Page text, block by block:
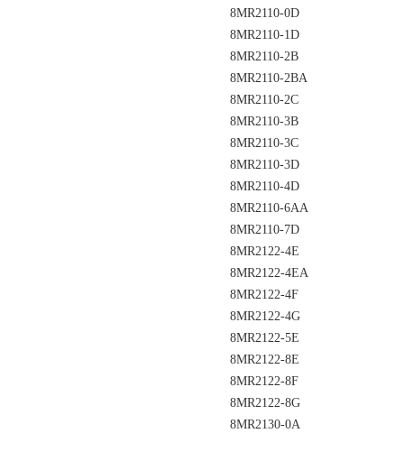
8MR2110-0D
8MR2110-1D
8MR2110-2B
8MR2110-2BA
8MR2110-2C
8MR2110-3B
8MR2110-3C
8MR2110-3D
8MR2110-4D
8MR2110-6AA
8MR2110-7D
8MR2122-4E
8MR2122-4EA
8MR2122-4F
8MR2122-4G
8MR2122-5E
8MR2122-8E
8MR2122-8F
8MR2122-8G
8MR2130-0A